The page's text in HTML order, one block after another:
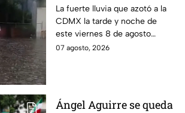
inundaciones en CDMX
HOY viernes 7 de
agosto
La fuerte lluvia que azotó a la
CDMX la tarde y noche de
este viernes 8 de agosto
provocó inundaciones y otras
07 agosto, 2026
Ángel Aguirre se queda